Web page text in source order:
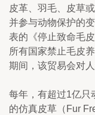
皮革、羽毛、皮草
并参与动物保护的
表的《停止致命毛
所有国家禁止毛皮
期间，该贸易会对
每年，有超过1亿只
的仿真皮草（Fur